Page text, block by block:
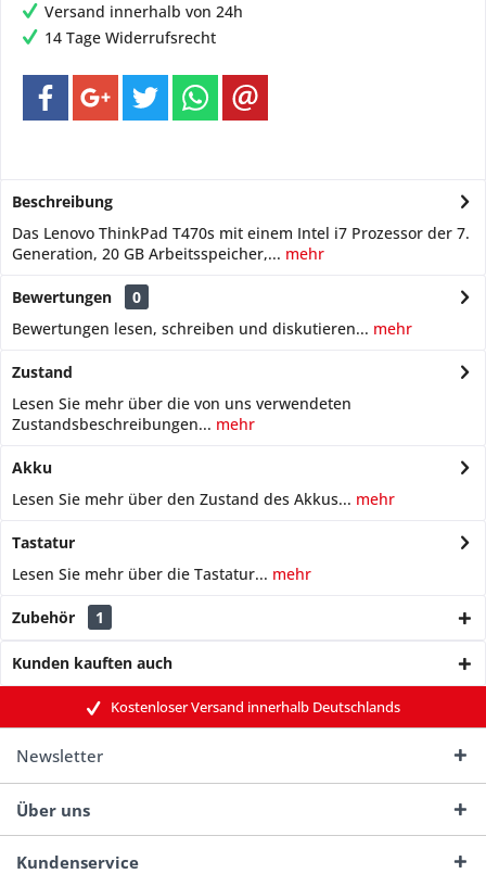
Versand innerhalb von 24h
14 Tage Widerrufsrecht
Beschreibung
Das Lenovo ThinkPad T470s mit einem Intel i7 Prozessor der 7.
Generation, 20 GB Arbeitsspeicher,... mehr
Bewertungen
0
Bewertungen lesen, schreiben und diskutieren... mehr
Zustand
Lesen Sie mehr über die von uns verwendeten
Zustandsbeschreibungen... mehr
Akku
Lesen Sie mehr über den Zustand des Akkus... mehr
Tastatur
Lesen Sie mehr über die Tastatur... mehr
Zubehör 1
Kunden kauften auch
Kostenloser Versand innerhalb Deutschlands
Newsletter
Über uns
Kundenservice